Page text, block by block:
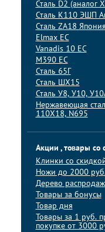
Сталь D2 (аналог
Сталь K110 ЭШП
Сталь ZA18 Япония
Elmax ЕС
Vanadis 10 ЕС
M390 ЕС
Сталь 65Г
Сталь ШХ15
Сталь У8, У10,
Нержавеющая
110Х18, N695
Акции , товары со
Клинки со
Ножи до 2000
Дерево
Товары за бонусы
Товар дня
Товары за 1 руб.
покупке от 3000